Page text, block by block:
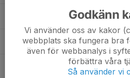
24. Christian J.
Godkänn
Vi använder oss av kakor
webbplats ska fungera bra
även för webbanalys i
förbättra våra
Så använder vi